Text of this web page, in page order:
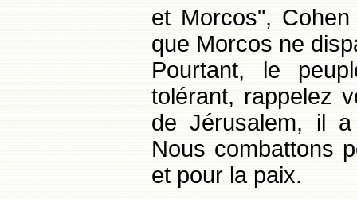
et Morcos",
que Morcos ne
Pourtant, le
tolérant, rappelez
de Jérusalem, il a
Nous combattons
et pour la paix.